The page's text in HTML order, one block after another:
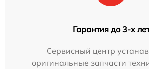
Гарантия до 3-х лет
Сервисный центр
оригинальные запчасти